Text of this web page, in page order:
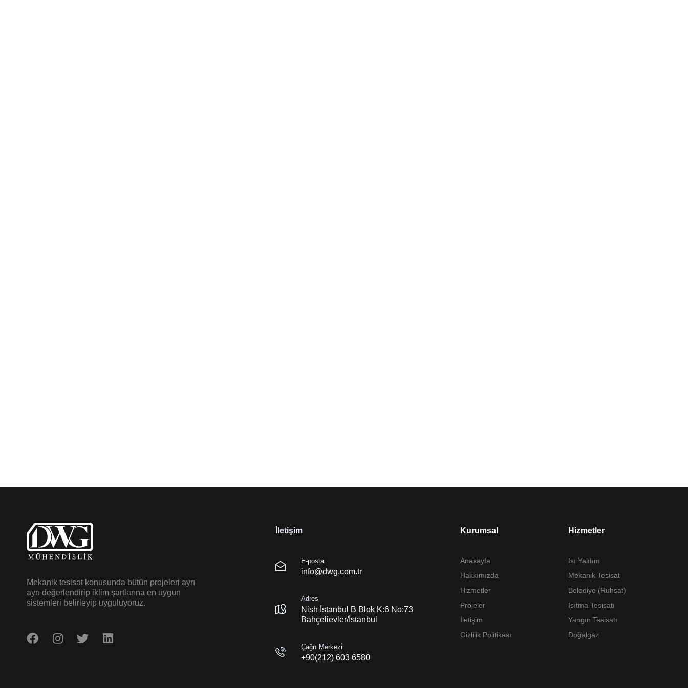
Mekanik tesisat konusunda bütün projeleri ayrı
ayrı değerlendirip iklim şartlarına en uygun
sistemleri belirleyip uyguluyoruz.
İletişim
E-posta
info@dwg.com.tr
Adres
Nish İstanbul B Blok K:6 No:73
Bahçelievler/İstanbul
Çağrı Merkezi
+90(212) 603 6580
Kurumsal
Anasayfa
Hakkımızda
Hizmetler
Projeler
İletişim
Gizlilik Politikası
Hizmetler
Isı Yalıtım
Mekanik Tesisat
Belediye (Ruhsat)
Isıtma Tesisatı
Yangın Tesisatı
Doğalgaz